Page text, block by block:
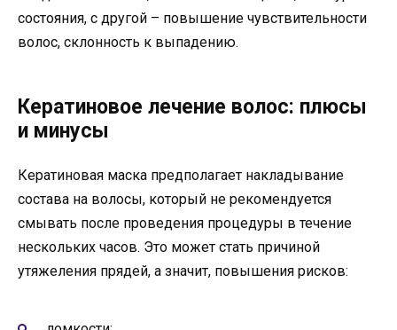
состояния, с другой – повышение чувствительности
волос, склонность к выпадению.
Кератиновое лечение волос: плюсы
и минусы
Кератиновая маска предполагает накладывание
состава на волосы, который не рекомендуется
смывать после проведения процедуры в течение
нескольких часов. Это может стать причиной
утяжеления прядей, а значит, повышения рисков: